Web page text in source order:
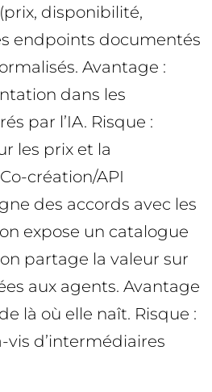
disponibilité,
endpoints documentés
Avantage :
dans les
par l’IA. Risque :
les prix et la
création/API
des accords avec les
expose un catalogue
partage la valeur sur
aux agents. Avantage
là où elle naît. Risque :
d’intermédiaires